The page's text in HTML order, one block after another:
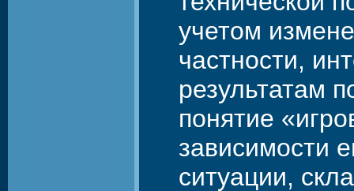
учетом
частности,
результатам
понятие
зависимости
ситуации,